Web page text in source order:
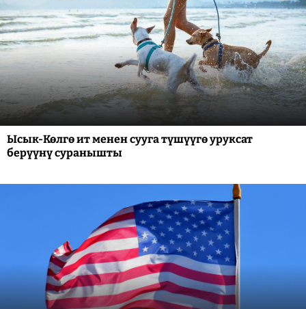
Ысык-Көлгө ит менен сууга түшүүгө уруксат
берүүнү суранышты